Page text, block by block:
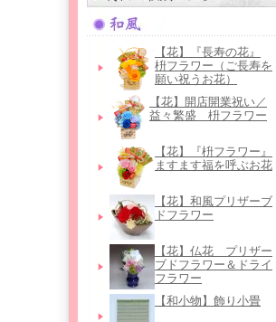
【花】『長寿の花』
枡フラワー（ご長寿を
願い祝うお花）
【花】開店開業祝い／
益々繁盛 枡フラワー
【花】『枡フラワー』
ますます福を呼ぶお花
【花】和風プリザーブ
ドフラワー
【花】仏花＿プリザー
ブドフラワー＆ドライ
フラワー
【和小物】飾り小畳